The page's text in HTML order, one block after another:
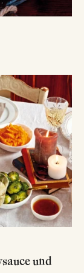
und